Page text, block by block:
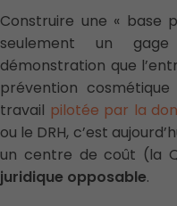
Construire une « base
seulement un
démonstration que
prévention
travail pilotée par la
ou le DRH, c’est
un centre de coût (la
juridique opposable.